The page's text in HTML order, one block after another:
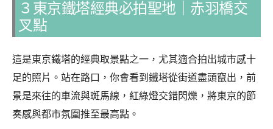
３東京鐵塔經典必拍聖地｜赤羽橋交
叉點
這是東京鐵塔的經典取景點之一，尤其適合拍出城市感十
足的照片。站在路口，你會看到鐵塔從街道盡頭竄出，前
景是來往的車流與斑馬線，紅綠燈交錯閃爍，將東京的節
奏感與都市氛圍推至最高點。